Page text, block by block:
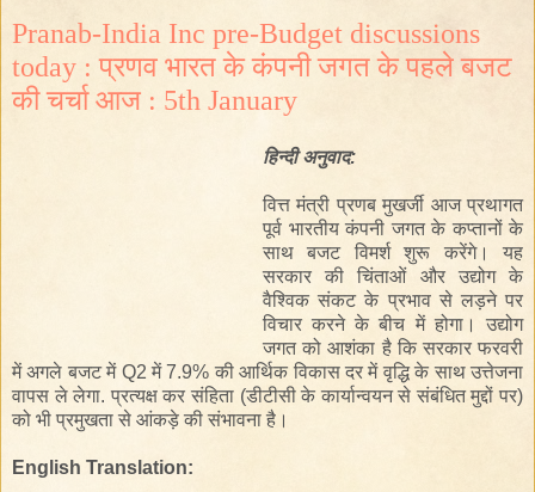
Pranab-India Inc pre-Budget discussions
today : प्रणव भारत के कंपनी जगत के पहले बजट
की चर्चा आज : 5th January
हिन्दी अनुवाद:
वित्त मंत्री प्रणब मुखर्जी आज प्रथागत
पूर्व भारतीय कंपनी जगत के कप्तानों के
साथ बजट विमर्श शुरू करेंगे। यह
सरकार की चिंताओं और उद्योग के
वैश्विक संकट के प्रभाव से लड़ने पर
विचार करने के बीच में होगा। उद्योग
जगत को आशंका है कि सरकार फरवरी
में अगले बजट में Q2 में 7.9% की आर्थिक विकास दर में वृद्धि के साथ उत्तेजना
वापस ले लेगा. प्रत्यक्ष कर संहिता (डीटीसी के कार्यान्वयन से संबंधित मुद्दों पर)
को भी प्रमुखता से आंकड़े की संभावना है।
English Translation: